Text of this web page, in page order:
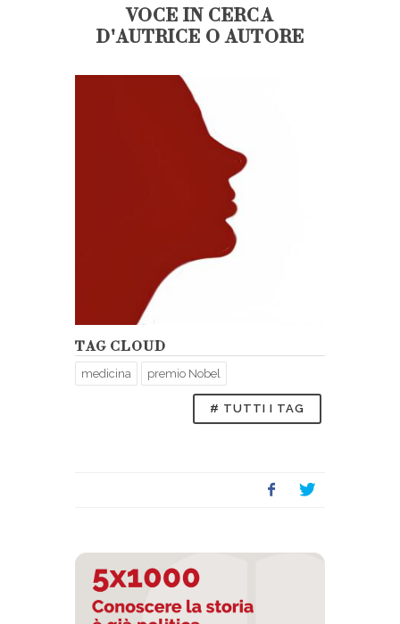
VOCE IN CERCA
D'AUTRICE O AUTORE
TAG CLOUD
medicina premio Nobel
# TUTTI I TAG